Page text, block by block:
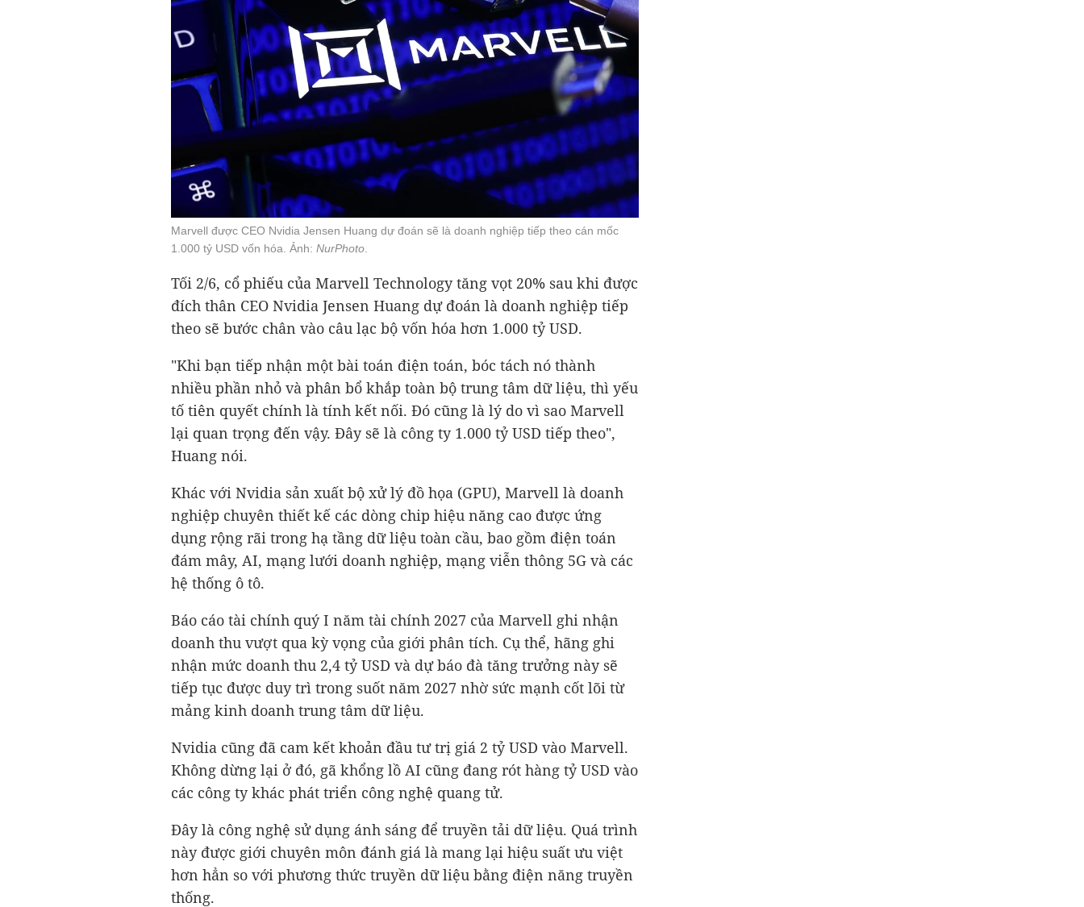
Marvell được CEO Nvidia Jensen Huang dự đoán sẽ là doanh nghiệp tiếp theo cán mốc
1.000 tỷ USD vốn hóa. Ảnh: NurPhoto
Tối 2/6, cổ phiếu của Marvell Technology tăng vọt 20% sau khi được
đích thân CEO Nvidia Jensen Huang dự đoán là doanh nghiệp tiếp
theo sẽ bước chân vào câu lạc bộ vốn hóa hơn 1.000 tỷ USD.
"Khi bạn tiếp nhận một bài toán điện toán, bóc tách nó thành
nhiều phần nhỏ và phân bổ khắp toàn bộ trung tâm dữ liệu, thì yếu
tố tiên quyết chính là tính kết nối. Đó cũng là lý do vì sao Marvell
lại quan trọng đến vậy. Đây sẽ là công ty 1.000 tỷ USD tiếp theo",
Huang nói.
Khác với Nvidia sản xuất bộ xử lý đồ họa (GPU), Marvell là doanh
nghiệp chuyên thiết kế các dòng chip hiệu năng cao được ứng
dụng rộng rãi trong hạ tầng dữ liệu toàn cầu, bao gồm điện toán
đám mây, AI, mạng lưới doanh nghiệp, mạng viễn thông 5G và các
hệ thống ô tô.
Báo cáo tài chính quý I năm tài chính 2027 của Marvell ghi nhận
doanh thu vượt qua kỳ vọng của giới phân tích. Cụ thể, hãng ghi
nhận mức doanh thu 2,4 tỷ USD và dự báo đà tăng trưởng này sẽ
tiếp tục được duy trì trong suốt năm 2027 nhờ sức mạnh cốt lõi từ
mảng kinh doanh trung tâm dữ liệu.
Nvidia cũng đã cam kết khoản đầu tư trị giá 2 tỷ USD vào Marvell.
Không dừng lại ở đó, gã khổng lồ AI cũng đang rót hàng tỷ USD vào
các công ty khác phát triển công nghệ quang tử.
Đây là công nghệ sử dụng ánh sáng để truyền tải dữ liệu. Quá trình
này được giới chuyên môn đánh giá là mang lại hiệu suất ưu việt
hơn hẳn so với phương thức truyền dữ liệu bằng điện năng truyền
thống.